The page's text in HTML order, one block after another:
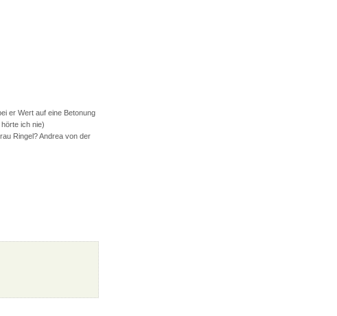
er Wert auf eine Betonung
ich nie)
Ringel? Andrea von der